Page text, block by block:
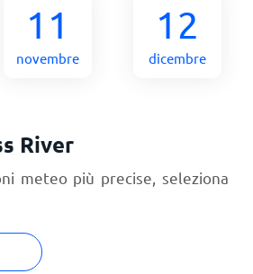
11
novembre
12
dicembre
River
meteo più precise, seleziona